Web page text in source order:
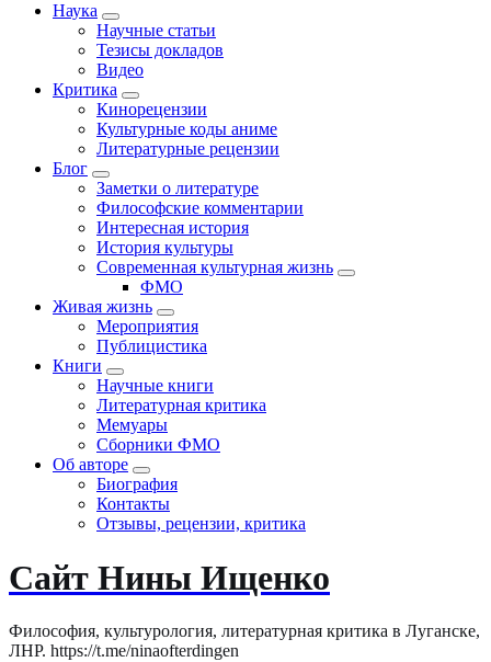
Наука
Научные статьи
Тезисы докладов
Видео
Критика
Кинорецензии
Культурные коды аниме
Литературные рецензии
Блог
Заметки о литературе
Философские комментарии
Интересная история
История культуры
Современная культурная жизнь
ФМО
Живая жизнь
Мероприятия
Публицистика
Книги
Научные книги
Литературная критика
Мемуары
Сборники ФМО
Об авторе
Биография
Контакты
Отзывы, рецензии, критика
Сайт Нины Ищенко
Философия, культурология, литературная критика в Луганске,
ЛНР. https://t.me/ninaofterdingen